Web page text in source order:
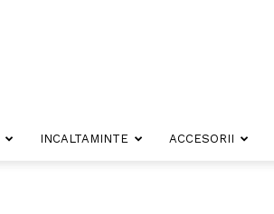
INCALTAMINTE ACCESORII